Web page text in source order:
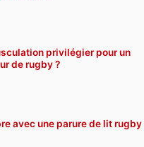
privilégier pour un
de rugby ?
avec une parure de lit rugby